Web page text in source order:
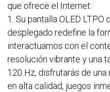
que ofrece el Internet:
1. Su pantalla OLED
desplegado redefine la
interactuamos con el
resolución vibrante y una
120 Hz, disfrutarás de
en alta calidad, juegos